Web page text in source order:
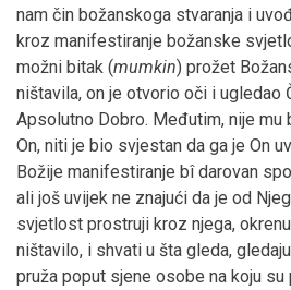
nam čin božanskoga stvaranja i
kroz manifestiranje božanske
možni bitak (mumkin) prožet
ništavila, on je otvorio oči i ugledao
Apsolutno Dobro. Međutim, nije mu
On, niti je bio svjestan da ga je On
Božije manifestiranje bî darovan
ali još uvijek ne znajući da je od
svjetlost prostruji kroz njega,
ništavilo, i shvati u šta gleda,
pruža poput sjene osobe na koju